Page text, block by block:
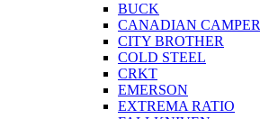
BUCK
CANADIAN CAMPER
CITY BROTHER
COLD STEEL
CRKT
EMERSON
EXTREMA RATIO